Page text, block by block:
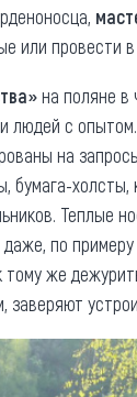
или провести
на поляне в
людей с
на
бумага-холсты,
Теплые
даже, по
же
заверяют